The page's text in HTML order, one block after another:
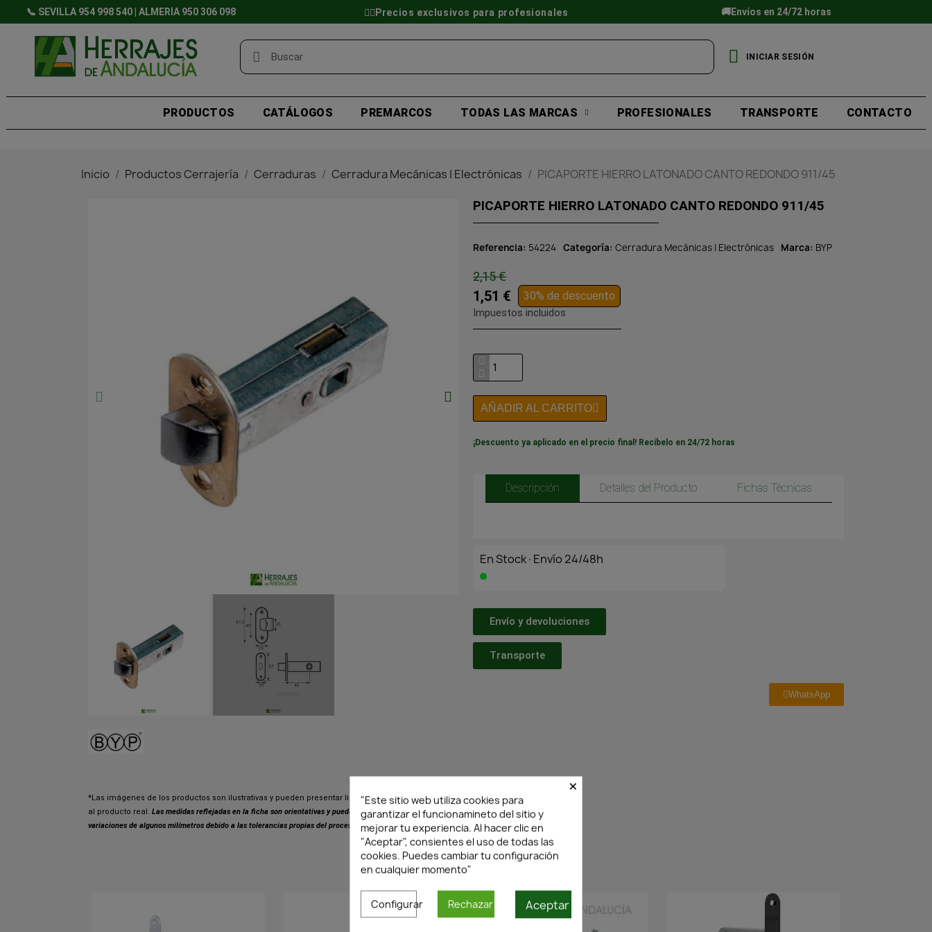
📞 SEVILLA 954 998 540 | ALMERÍA 950 306 098 👷‍♂️Precios exclusivos para profesionales 🚚Envíos en 24/72 horas
INICIAR SESIÓN
PRODUCTOS CATÁLOGOS PREMARCOS TODAS LAS MARCAS PROFESIONALES TRANSPORTE CONTACTO
Inicio Productos Cerrajería Cerraduras Cerradura Mecánicas | Electrónicas PICAPORTE HIERRO LATONADO CANTO REDONDO 911/45
*Las imágenes de los productos son ilustrativas y pueden presentar ligeras variaciones respecto
al producto real. Las medidas reflejadas en la ficha son orientativas y pueden presentar pequeñas
variaciones de algunos milímetros debido a las tolerancias propias del proceso de fabricación.
PICAPORTE HIERRO LATONADO CANTO REDONDO 911/45
Referencia 54224 Categoría Cerradura Mecánicas | Electrónicas Marca BYP
2,15 €
1,51 € 30% de descuento
Impuestos incluidos
AÑADIR AL CARRITO
¡Descuento ya aplicado en el precio final! Recíbelo en 24/72 horas
Descripción Detalles del Producto Fichas Técnicas
En Stock·Envío 24/48h
Envío y devoluciones
Transporte
WhatsApp
PRODUCTOS SIMILARES
×
"Este sitio web utiliza cookies para
garantizar el funcionamineto del sitio y
mejorar tu experiencia. Al hacer clic en
"Aceptar", consientes el uso de todas las
cookies. Puedes cambiar tu configuración
en cualquier momento"
Configurar Rechazar Aceptar